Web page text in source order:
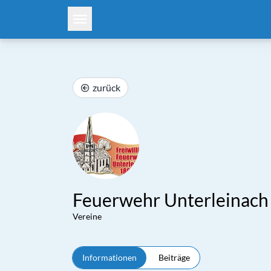
zurück
Feuerwehr Unterleinach
Vereine
Informationen Beiträge